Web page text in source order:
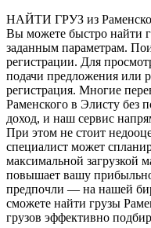
НАЙТИ ГРУЗ из
Вы можете быстро найти
заданным параметрам.
регистрации. Для
подачи предложения или
регистрация. Многие
Раменского в Элисту без
доход, и наш сервис
При этом не стоит
специалист может
максимальной загрузкой
повышает вашу
предпочли — на нашей
сможете найти грузы
грузов эффективно